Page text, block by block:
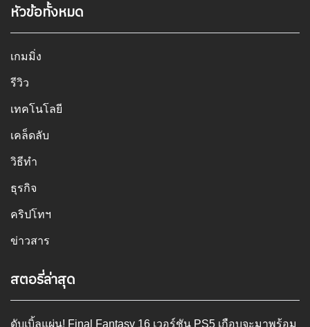
หัวข้อทั้งหมด
เกมมิ่ง
รีวิว
เทคโนโลยี
เคล็ดลับ
วิธีทำ
ธุรกิจ
คริปโทฯ
ข่าวสาร
สตอรี่ล่าสุด
ดับเบิ้ลแผ่น! Final Fantasy 16 เวอร์ชัน PS5 เกือบจะมาพร้อม